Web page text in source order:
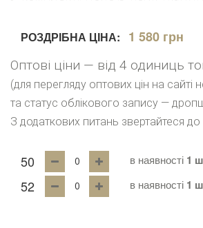
РОЗДРІБНА ЦІНА: 1 580 грн
Оптові ціни — від 4 одиниць
(для перегляду оптових цін на сайті
та статус облікового запису —
З додаткових питань звертайтеся до
50 в наявності 1
52 в наявності 1